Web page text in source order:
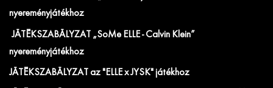
nyereményjátékhoz
JÁTÉKSZABÁLYZAT „SoMe ELLE - Calvin Klein”
nyereményjátékhoz
JÁTÉKSZABÁLYZAT az "ELLE x JYSK" játékhoz